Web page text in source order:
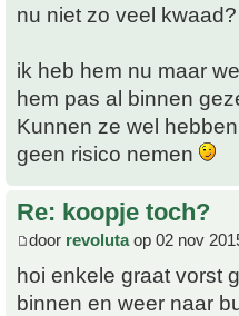
nu niet zo veel kwaad?
ik heb hem nu maar
hem pas al binnen
Kunnen ze wel
geen risico nemen
Re: koopje toch?
door revolutaop 02 nov
hoi enkele graat vorst
binnen en weer naar